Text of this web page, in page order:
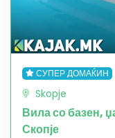
СУПЕР ДОМАЌИН
Skopje
Вила со базен,
Скопје